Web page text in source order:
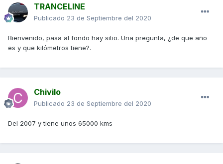
TRANCELINE
Publicado 23 de Septiembre del 2020
Bienvenido, pasa al fondo hay sitio. Una pregunta, ¿de que año
es y que kilómetros tiene?.
Chivilo
Publicado 23 de Septiembre del 2020
Del 2007 y tiene unos 65000 kms